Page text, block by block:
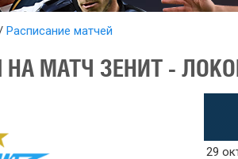
Расписание матчей
МАТЧ ЗЕНИТ -
29